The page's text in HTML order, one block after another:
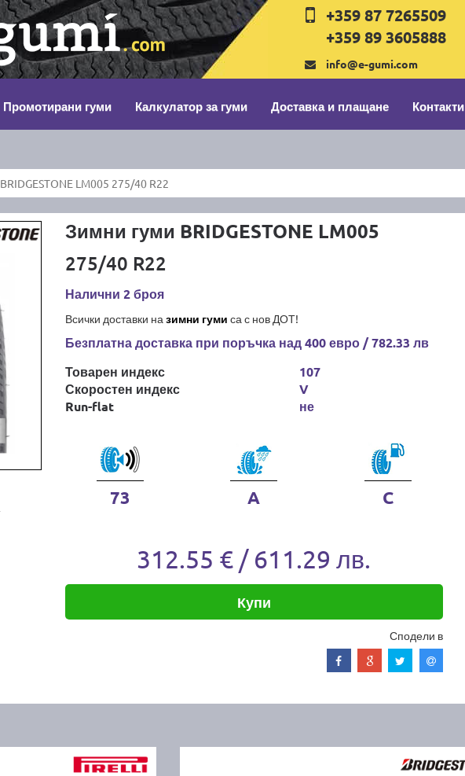
+359 87 7265509
+359 89 3605888
info@e-gumi.com
Промотирани гуми Калкулатор за гуми Доставка и плащане Контакти
BRIDGESTONE LM005 275/40 R22
Зимни гуми BRIDGESTONE LM005
275/40 R22
Налични 2 броя
Всички доставки на зимни гуми са с нов ДОТ!
Безплатна доставка при поръчка над 400 евро / 782.33 лв
Товарен индекс
Скоростен индекс
Run-flat
107
V
не
73 A C
312.55 € / 611.29 лв.
Купи
Сподели в